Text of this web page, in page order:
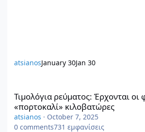
atsianosJanuary 30Jan 30
Τιμολόγια ρεύματος: Έρχονται οι
«πορτοκαλί» κιλοβατώρες
atsianos · October 7, 2025
0 comments731 εμφανίσεις